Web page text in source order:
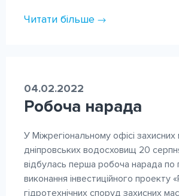
Читати більше
04.02.2022
Робоча нарада
У Міжрегіональному офісі захисних
дніпровських водосховищ 20
відбулась перша робоча нарада по
виконання інвестиційного проекту
гідротехнічних споруд захисних